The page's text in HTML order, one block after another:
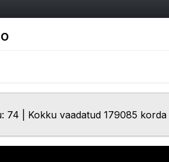
74 | Kokku vaadatud 179085 korda